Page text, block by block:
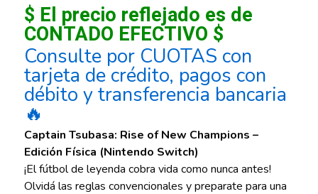
$ El precio reflejado es de
CONTADO EFECTIVO $
Consulte por CUOTAS con
tarjeta de crédito, pagos con
débito y transferencia bancaria
🔥
Captain Tsubasa: Rise of New Champions –
Edición Física (Nintendo Switch)
¡El fútbol de leyenda cobra vida como nunca antes!
Olvidá las reglas convencionales y preparate para una